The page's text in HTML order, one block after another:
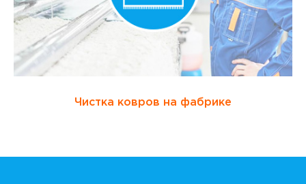
Чистка ковров на фабрике